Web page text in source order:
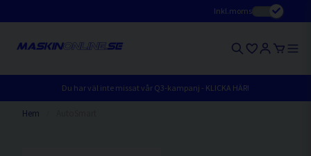
Inkl.moms
Du har väl inte missat vår Q3-kampanj - KLICKA HÄR!
Hem